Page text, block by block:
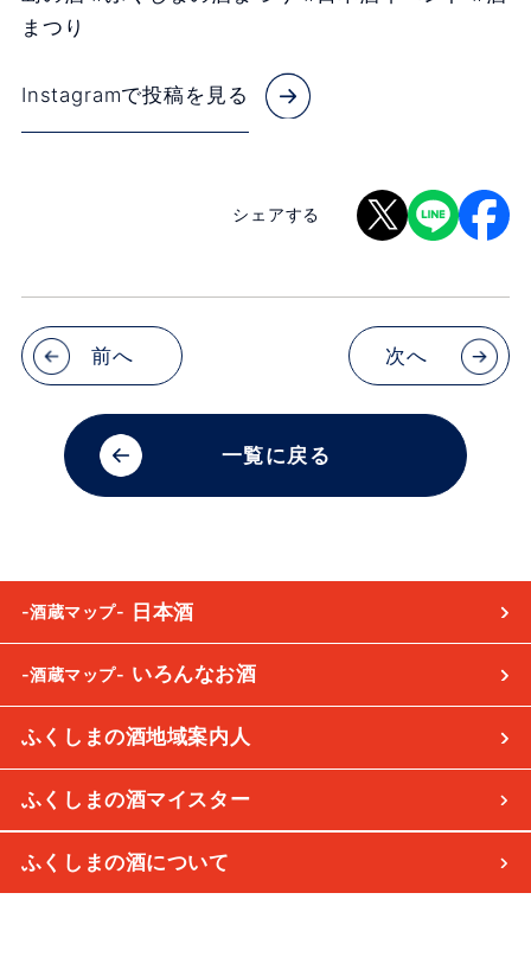
まつり
Instagramで投稿を見る
シェアする
前へ 次へ
一覧に戻る
-酒蔵マップ- 日本酒
-酒蔵マップ- いろんなお酒
ふくしまの酒地域案内人
ふくしまの酒マイスター
ふくしまの酒について